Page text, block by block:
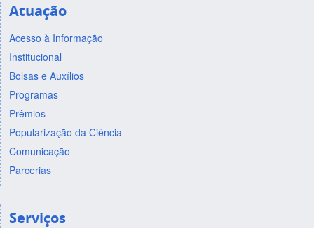
Atuação
Acesso à Informação
Institucional
Bolsas e Auxílios
Programas
Prêmios
Popularização da Ciência
Comunicação
Parcerias
Serviços